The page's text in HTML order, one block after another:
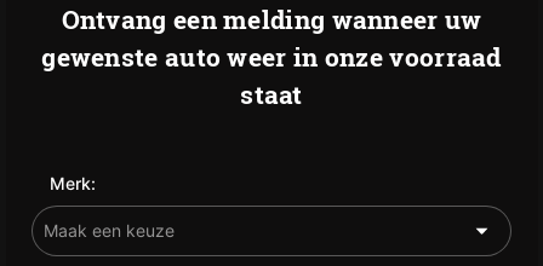
Ontvang een melding wanneer uw
gewenste auto weer in onze voorraad
staat
Merk: